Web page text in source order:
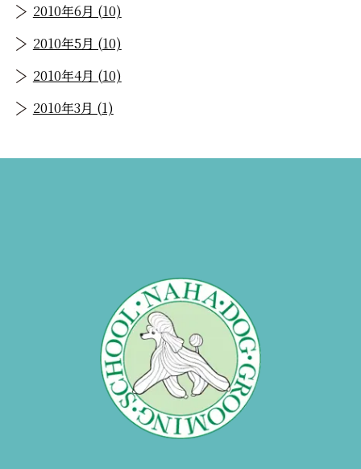
2010年6月 (10)
2010年5月 (10)
2010年4月 (10)
2010年3月 (1)